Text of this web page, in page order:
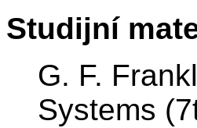
Studijní
G. F.
Systems